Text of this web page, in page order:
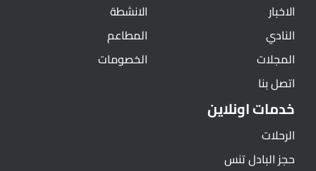
الاخبار
النادي
المجلات
اتصل بنا
الانشطة
المطاعم
الخصومات
خدمات اونلاين
الرحلات
حجز البادل تنس